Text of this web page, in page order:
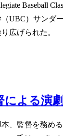
Baseball
UBC）サンダ
広げられた。
よる演劇
、監督を務め